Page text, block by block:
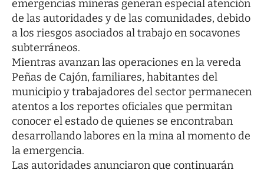
emergencias mineras generan especial atención
de las autoridades y de las comunidades, debido
a los riesgos asociados al trabajo en socavones
subterráneos.
Mientras avanzan las operaciones en la vereda
Peñas de Cajón, familiares, habitantes del
municipio y trabajadores del sector permanecen
atentos a los reportes oficiales que permitan
conocer el estado de quienes se encontraban
desarrollando labores en la mina al momento de
la emergencia.
Las autoridades anunciaron que continuarán